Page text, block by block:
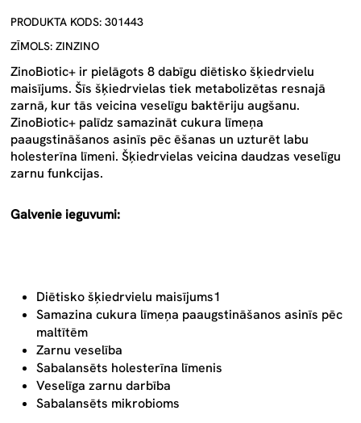
PRODUKTA KODS: 301443
ZĪMOLS: ZINZINO
ZinoBiotic+ ir pielāgots 8 dabīgu diētisko šķiedrvielu
maisījums. Šīs šķiedrvielas tiek metabolizētas resnajā
zarnā, kur tās veicina veselīgu baktēriju augšanu.
ZinoBiotic+ palīdz samazināt cukura līmeņa
paaugstināšanos asinīs pēc ēšanas un uzturēt labu
holesterīna līmeni. Šķiedrvielas veicina daudzas veselīgu
zarnu funkcijas.
Galvenie ieguvumi:
Diētisko šķiedrvielu maisījums1
Samazina cukura līmeņa paaugstināšanos asinīs pēc
maltītēm
Zarnu veselība
Sabalansēts holesterīna līmenis
Veselīga zarnu darbība
Sabalansēts mikrobioms